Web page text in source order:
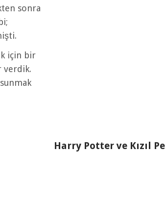
sonra
için bir
verdik.
Harry Potter ve Kızıl